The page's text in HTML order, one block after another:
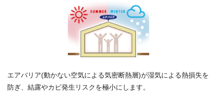
エアバリア(動かない空気による気密断熱層)が湿気による熱損失を
防ぎ、結露やカビ発生リスクを極小にします。